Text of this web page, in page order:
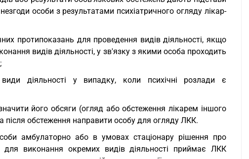
особи з результатами психіатричного огляду лікар-
протипоказань для проведення видів діяльності, якщо
видів діяльності, у зв'язку з якими особа проходить
діяльності у випадку, коли психічні розлади є
його обсяги (огляд або обстеження лікарем іншого
після обстеження направити особу для огляду ЛКК.
амбулаторно або в умовах стаціонару рішення про
для виконання окремих видів діяльності приймає ЛКК